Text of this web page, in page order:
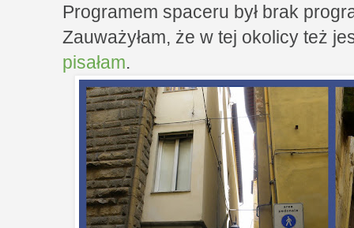
Programem spaceru był brak
Zauważyłam, że w tej okolicy też
pisałam.